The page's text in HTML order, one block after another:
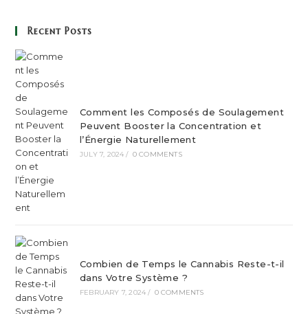
Recent Posts
Comment les Composés de Soulagement
Peuvent Booster la Concentration et
l’Énergie Naturellement
JULY 7, 2024 / 0 COMMENTS
Combien de Temps le Cannabis Reste-t-il
dans Votre Système ?
FEBRUARY 7, 2024 / 0 COMMENTS